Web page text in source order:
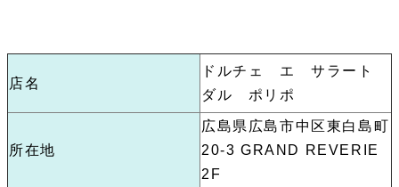
店名
ドルチェ エ サラート
ダル ポリポ
所在地
広島県広島市中区東白島町
20-3 GRAND REVERIE
2F